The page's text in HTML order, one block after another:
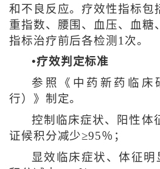
和不良反应。疗效性指标包
重指数、腰围、血压、血糖
指标治疗前后各检测1次。
•疗效判定标准
参照《中药新药临床
行）》制定。
控制临床症状、阳性体
证候积分减少≥95％；
显效临床症状、体征明